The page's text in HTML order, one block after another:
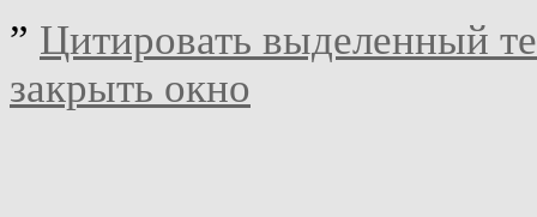
” Цитировать выделенный
закрыть окно